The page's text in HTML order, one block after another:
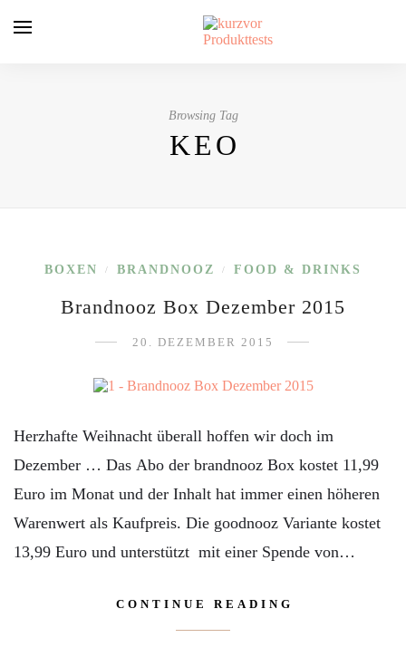
Browsing Tag
KEO
BOXEN / BRANDNOOZ / FOOD & DRINKS
Brandnooz Box Dezember 2015
20. DEZEMBER 2015
Herzhafte Weihnacht überall hoffen wir doch im
Dezember … Das Abo der brandnooz Box kostet 11,99
Euro im Monat und der Inhalt hat immer einen höheren
Warenwert als Kaufpreis. Die goodnooz Variante kostet
13,99 Euro und unterstützt mit einer Spende von…
CONTINUE READING